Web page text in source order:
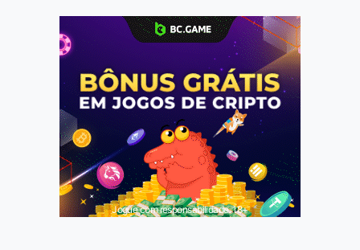
Jogue com responsabilidade. 18+